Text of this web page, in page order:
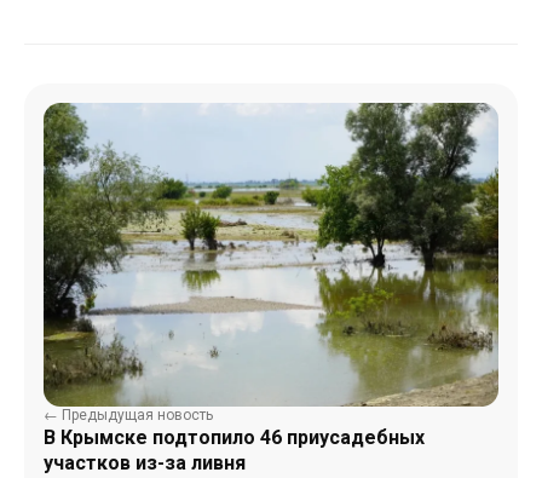
← Предыдущая новость
В Крымске подтопило 46 приусадебных
участков из-за ливня